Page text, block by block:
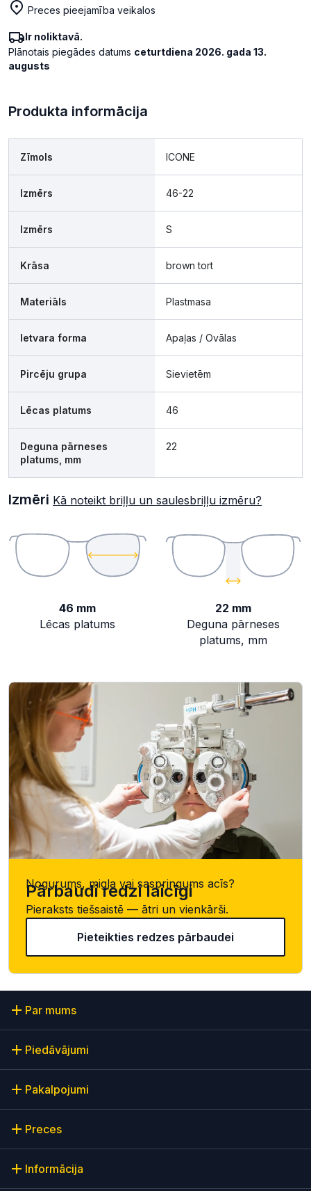
Preces pieejamība veikalos
Ir noliktavā.
Plānotais piegādes datums ceturtdiena 2026. gada 13.
augusts
Produkta informācija
Zīmols ICONE
Izmērs 46-22
Izmērs S
Krāsa brown tort
Materiāls Plastmasa
Ietvara forma Apaļas / Ovālas
Pircēju grupa Sievietēm
Lēcas platums 46
Deguna pārneses
platums, mm
22
Izmēri Kā noteikt briļļu un saulesbriļļu izmēru?
46 mm
Lēcas platums
22 mm
Deguna pārneses
platums, mm
Nogurums, migla vai saspringums acīs?
Pārbaudi redzi laicīgi
Pieraksts tiešsaistē — ātri un vienkārši.
Pieteikties redzes pārbaudei
Par mums
Piedāvājumi
Pakalpojumi
Preces
Informācija